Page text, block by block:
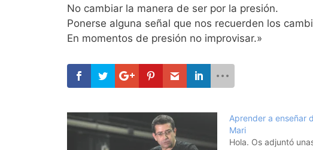
No cambiar la manera de ser por la presión.
Ponerse alguna señal que nos recuerden los
En momentos de presión no improvisar.»
Aprender a enseñar
Mari
Hola. Os adjuntó